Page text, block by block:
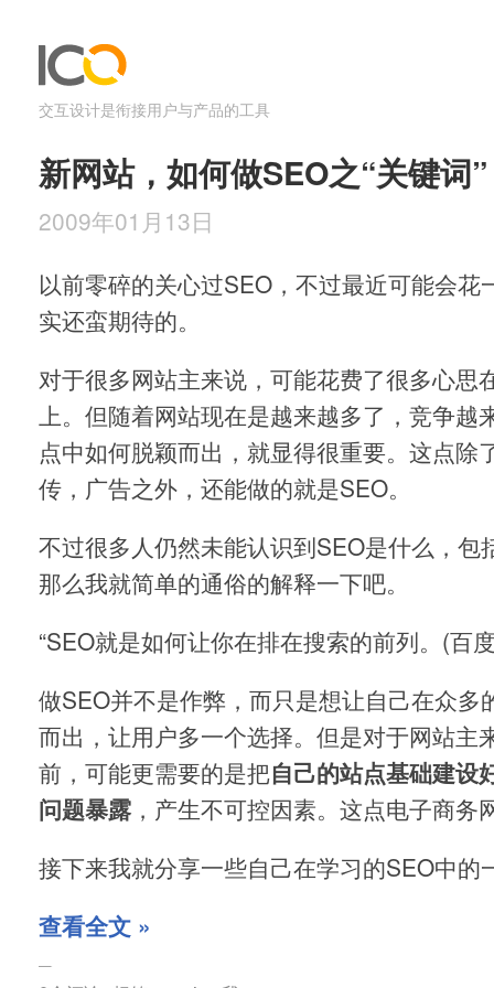
交互设计是衔接用户与产品的工具
新网站，如何做SEO之“关键词”
2009年01月13日
以前零碎的关心过SEO，不过最近可能会花
实还蛮期待的。
对于很多网站主来说，可能花费了很多心思
上。但随着网站现在是越来越多了，竞争越
点中如何脱颖而出，就显得很重要。这点除
传，广告之外，还能做的就是SEO。
不过很多人仍然未能认识到SEO是什么，包
那么我就简单的通俗的解释一下吧。
“SEO就是如何让你在排在搜索的前列。(百
做SEO并不是作弊，而只是想让自己在众多
而出，让用户多一个选择。但是对于网站主
前，可能更需要的是把自己的站点基础建设
问题暴露 ，产生不可控因素。这点电子商务
接下来我就分享一些自己在学习的SEO中的
查看全文 »